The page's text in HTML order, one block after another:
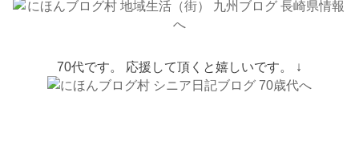
70代です。 応援して頂くと嬉しいです。 ↓